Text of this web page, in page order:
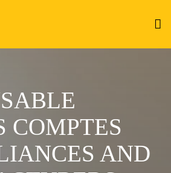
COMPTES
AND